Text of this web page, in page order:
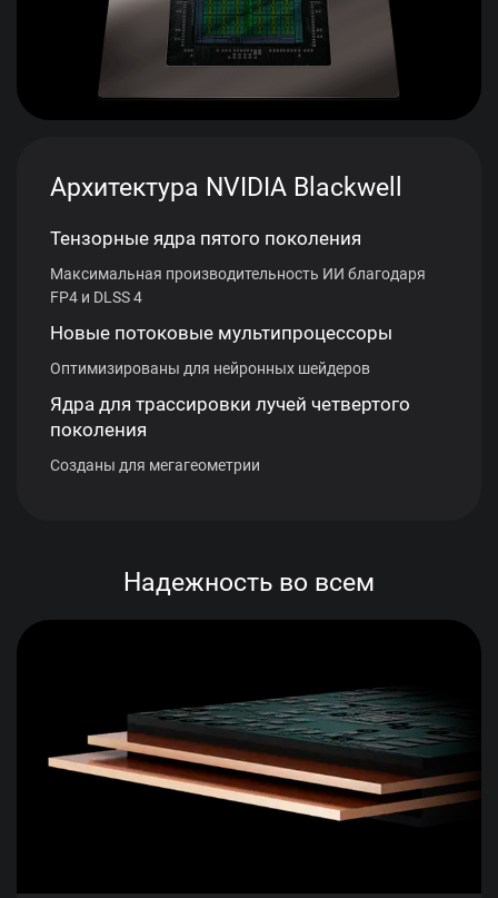
Архитектура NVIDIA Blackwell
Тензорные ядра пятого поколения
Максимальная производительность ИИ благодаря
FP4 и DLSS 4
Новые потоковые мультипроцессоры
Оптимизированы для нейронных шейдеров
Ядра для трассировки лучей четвертого
поколения
Созданы для мегагеометрии
Надежность во всем